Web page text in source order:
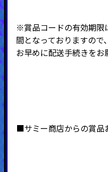
※賞品コードの有効期限
間となっておりますの
お早めに配送手続きをお
■サミー商店からの賞品